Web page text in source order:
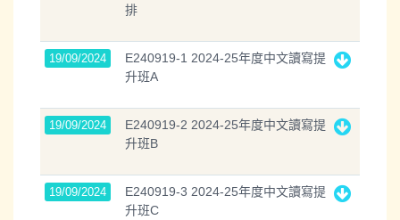
排
19/09/2024
E240919-1 2024-25年度中文讀寫提
升班A
19/09/2024
E240919-2 2024-25年度中文讀寫提
升班B
19/09/2024
E240919-3 2024-25年度中文讀寫提
升班C